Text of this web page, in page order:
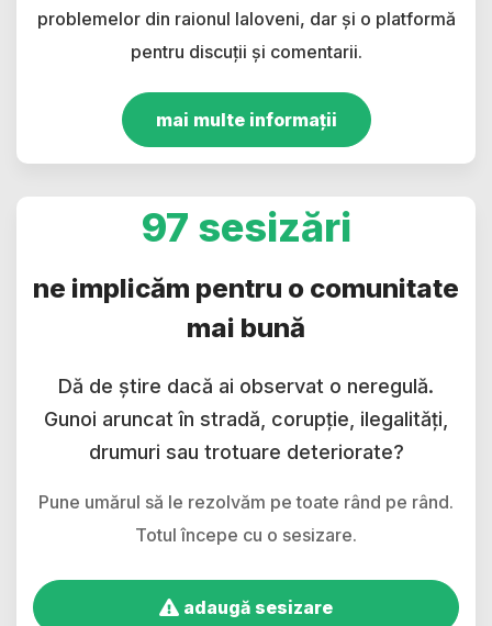
problemelor din raionul Ialoveni, dar și o platformă
pentru discuții și comentarii.
mai multe informații
97 sesizări
ne implicăm pentru o comunitate
mai bună
Dă de știre dacă ai observat o neregulă.
Gunoi aruncat în stradă, corupție, ilegalități,
drumuri sau trotuare deteriorate?
Pune umărul să le rezolvăm pe toate rând pe rând.
Totul începe cu o sesizare.
adaugă sesizare